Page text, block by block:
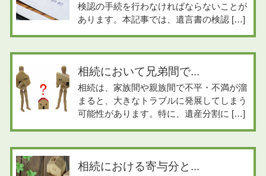
検認の手続を行わなければならないことが
あります。本記事では、遺言書の検認 […]
相続において兄弟間で...
相続は、家族間や親族間で不平・不満が溜
まると、大きなトラブルに発展してしまう
可能性があります。特に、遺産分割に […]
相続における寄与分と...